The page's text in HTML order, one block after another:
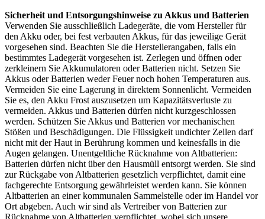
Sicherheit und Entsorgungshinweise zu Akkus und Batterien
Verwenden Sie ausschließlich Ladegeräte, die vom Hersteller für
den Akku oder, bei fest verbauten Akkus, für das jeweilige Gerät
vorgesehen sind. Beachten Sie die Herstellerangaben, falls ein
bestimmtes Ladegerät vorgesehen ist. Zerlegen und öffnen oder
zerkleinern Sie Akkumulatoren oder Batterien nicht. Setzen Sie
Akkus oder Batterien weder Feuer noch hohen Temperaturen aus.
Vermeiden Sie eine Lagerung in direktem Sonnenlicht. Vermeiden
Sie es, den Akku Frost auszusetzen um Kapazitätsverluste zu
vermeiden. Akkus und Batterien dürfen nicht kurzgeschlossen
werden. Schützen Sie Akkus und Batterien vor mechanischen
Stößen und Beschädigungen. Die Flüssigkeit undichter Zellen darf
nicht mit der Haut in Berührung kommen und keinesfalls in die
Augen gelangen. Unentgeltliche Rücknahme von Altbatterien:
Batterien dürfen nicht über den Hausmüll entsorgt werden. Sie sind
zur Rückgabe von Altbatterien gesetzlich verpflichtet, damit eine
fachgerechte Entsorgung gewährleistet werden kann. Sie können
Altbatterien an einer kommunalen Sammelstelle oder im Handel vor
Ort abgeben. Auch wir sind als Vertreiber von Batterien zur